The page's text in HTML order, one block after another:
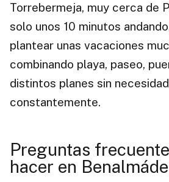
Torrebermeja, muy cerca de
solo unos 10 minutos
plantear unas vacaciones
combinando playa, paseo,
distintos planes sin
constantemente.
Preguntas
hacer en